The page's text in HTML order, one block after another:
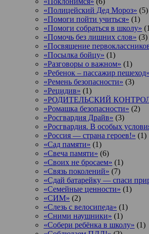
«Полицейский Дед Мороз» (5)
«Помоги пойти учиться» (1)
«Помоги собраться в школу»
«Помочь без лишних слов» (3)
«Посвящение
«Посылка бойцу» (1)
«Разговоры о важном» (1)
«Ребенок – пассажир пешеход»
«Ремень безопасности» (3)
«Рецидив» (1)
«РОДИТЕЛЬСКИЙ
«Ромашка безопасности» (2)
«Росгвардия Драйв» (3)
«Росгвардия. В особых
«Россия — страна героев!» (1)
«Сад памяти» (1)
«Свеча памяти» (6)
«Своих не бросаем» (1)
«Связь поколений» (7)
«Сдай батарейку — спаси
«Семейные ценности» (1)
«СИМ» (2)
«Слезь с велосипеда» (1)
«Сними наушники» (1)
«Собери ребёнка в школу» (1)